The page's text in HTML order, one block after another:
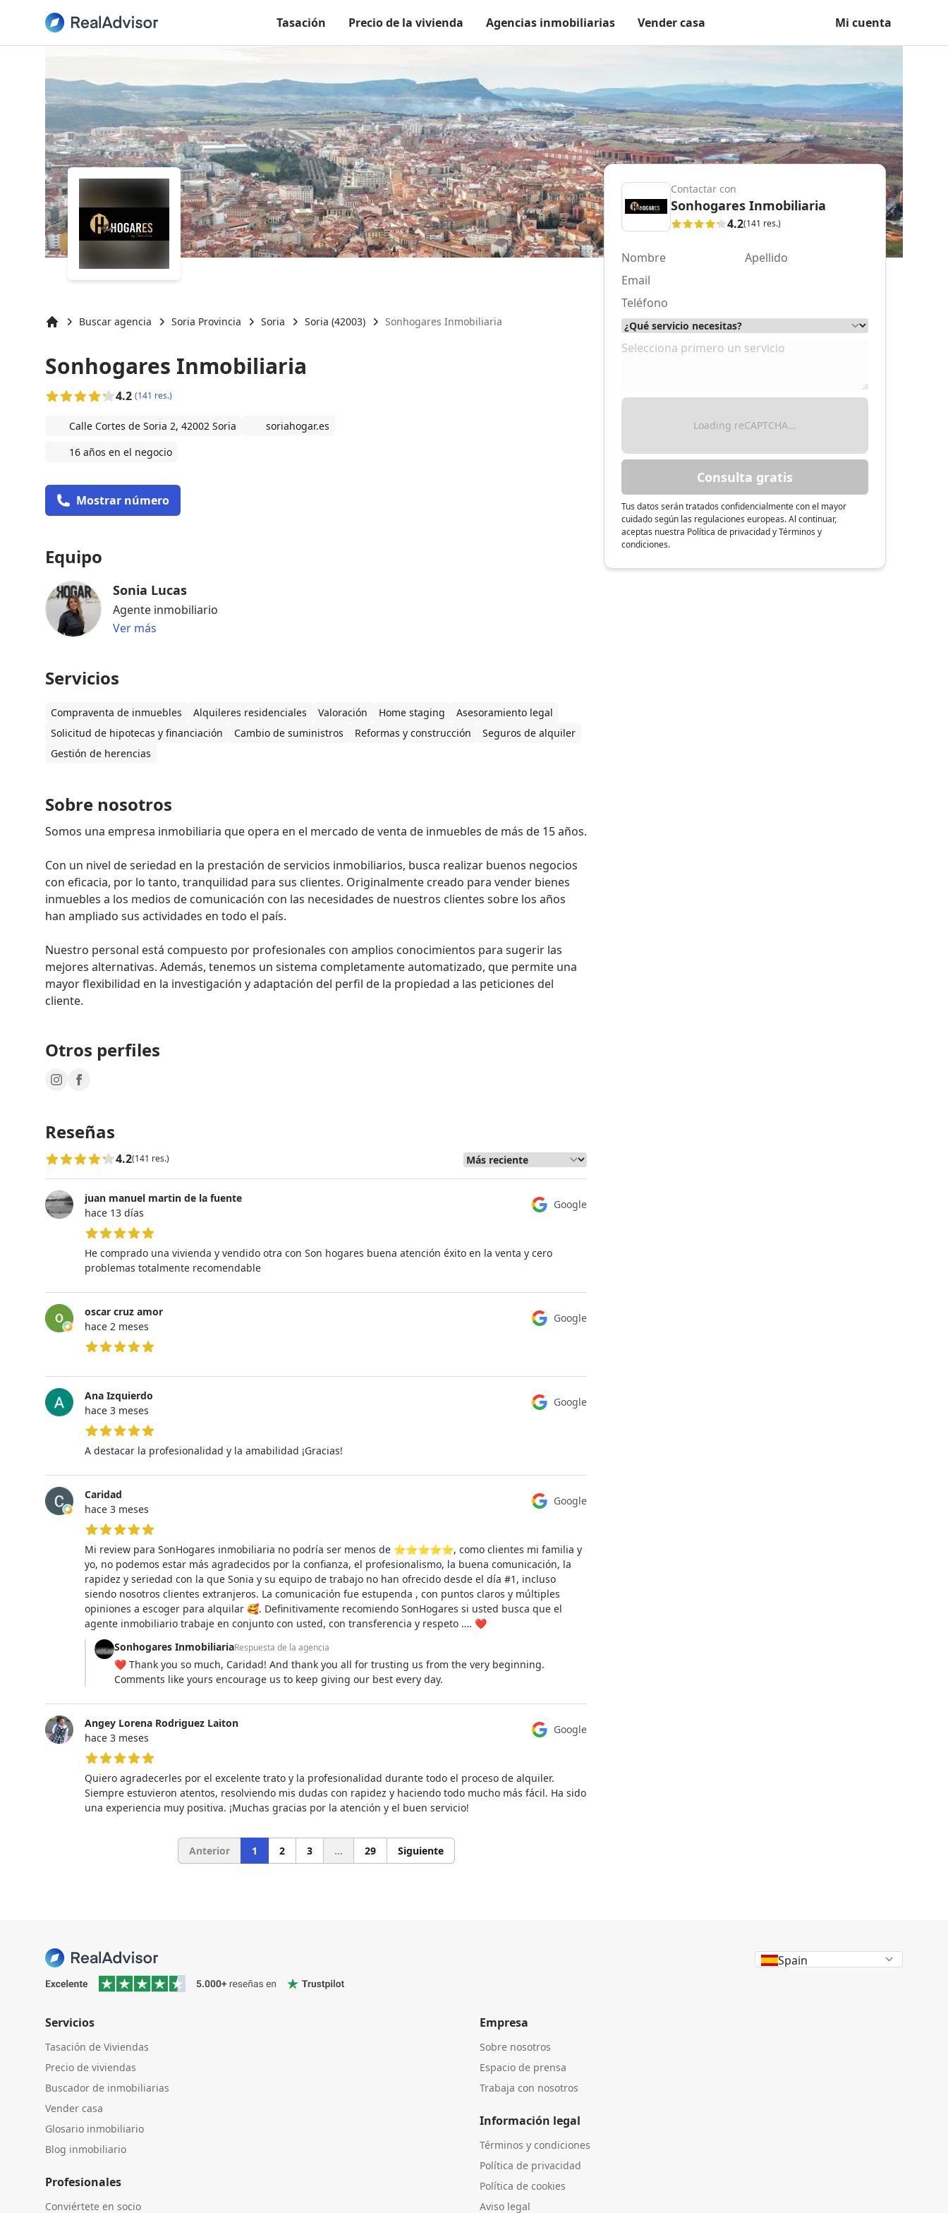
Tasación Precio de la vivienda Agencias inmobiliarias Vender casa Mi cuenta
Buscar agencia Soria Provincia Soria Soria (42003) Sonhogares Inmobiliaria
Sonhogares Inmobiliaria
4.2 (141 res.)
Calle Cortes de Soria 2, 42002 Soria
soriahogar.es
16 años en el negocio
Mostrar número
Equipo
Sonia Lucas
Agente inmobiliario
Ver más
Servicios
Compraventa de inmuebles Alquileres residenciales Valoración Home staging
Asesoramiento legal
Solicitud de hipotecas y financiación
Cambio de suministros Reformas y construcción
Seguros de alquiler
Gestión de herencias
Sobre nosotros
Somos una empresa inmobiliaria que opera en el mercado de venta de inmuebles de más de 15 años.
Con un nivel de seriedad en la prestación de servicios inmobiliarios, busca realizar buenos negocios
con eficacia, por lo tanto, tranquilidad para sus clientes. Originalmente creado para vender bienes
inmuebles a los medios de comunicación con las necesidades de nuestros clientes sobre los años
han ampliado sus actividades en todo el país.
Nuestro personal está compuesto por profesionales con amplios conocimientos para sugerir las
mejores alternativas. Además, tenemos un sistema completamente automatizado, que permite una
mayor flexibilidad en la investigación y adaptación del perfil de la propiedad a las peticiones del
cliente.
Otros perfiles
Reseñas
4.2(141 res.)
Google
juan manuel martin de la fuente
hace 13 días
5 de 5 estrellas
He comprado una vivienda y vendido otra con Son hogares buena atención éxito en la venta y cero
problemas totalmente recomendable
Google
oscar cruz amor
hace 2 meses
Google
Ana Izquierdo
hace 3 meses
5 de 5 estrellas
A destacar la profesionalidad y la amabilidad ¡Gracias!
Google
Caridad
hace 3 meses
5 de 5 estrellas
Mi review para SonHogares inmobiliaria no podría ser menos de ⭐️⭐️⭐️⭐️⭐️, como clientes mi familia y
yo, no podemos estar más agradecidos por la confianza, el profesionalismo, la buena comunicación, la
rapidez y seriedad con la que Sonia y su equipo de trabajo no han ofrecido desde el día #1, incluso
siendo nosotros clientes extranjeros. La comunicación fue estupenda , con puntos claros y múltiples
opiniones a escoger para alquilar 🥰. Definitivamente recomiendo SonHogares si usted busca que el
agente inmobiliario trabaje en conjunto con usted, con transferencia y respeto …. ❤️
Sonhogares InmobiliariaRespuesta de la agencia
❤️ Thank you so much, Caridad! And thank you all for trusting us from the very beginning.
Comments like yours encourage us to keep giving our best every day.
Google
Angey Lorena Rodriguez Laiton
hace 3 meses
5 de 5 estrellas
Quiero agradecerles por el excelente trato y la profesionalidad durante todo el proceso de alquiler.
Siempre estuvieron atentos, resolviendo mis dudas con rapidez y haciendo todo mucho más fácil. Ha sido
una experiencia muy positiva. ¡Muchas gracias por la atención y el buen servicio!
Anterior 1 2 3 ... 29 Siguiente
Contactar con
Sonhogares Inmobiliaria
4.2(141 res.)
Loading reCAPTCHA...
Consulta gratis
Tus datos serán tratados confidencialmente con el mayor
cuidado según las regulaciones europeas. Al continuar,
aceptas nuestra Política de privacidad y Términos y
condiciones.
Spain
Servicios
Tasación de Viviendas
Precio de viviendas
Buscador de inmobiliarias
Vender casa
Glosario inmobiliario
Blog inmobiliario
Profesionales
Conviértete en socio
Empresa
Sobre nosotros
Espacio de prensa
Trabaja con nosotros
Información legal
Términos y condiciones
Política de privacidad
Política de cookies
Aviso legal